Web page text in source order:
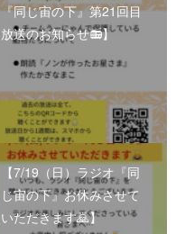
『同じ宙の下』第21回目
放送のお知らせ📻】
【7/19（日）ラジオ『同
じ宙の下』お休みさせて
いただきます🙇】